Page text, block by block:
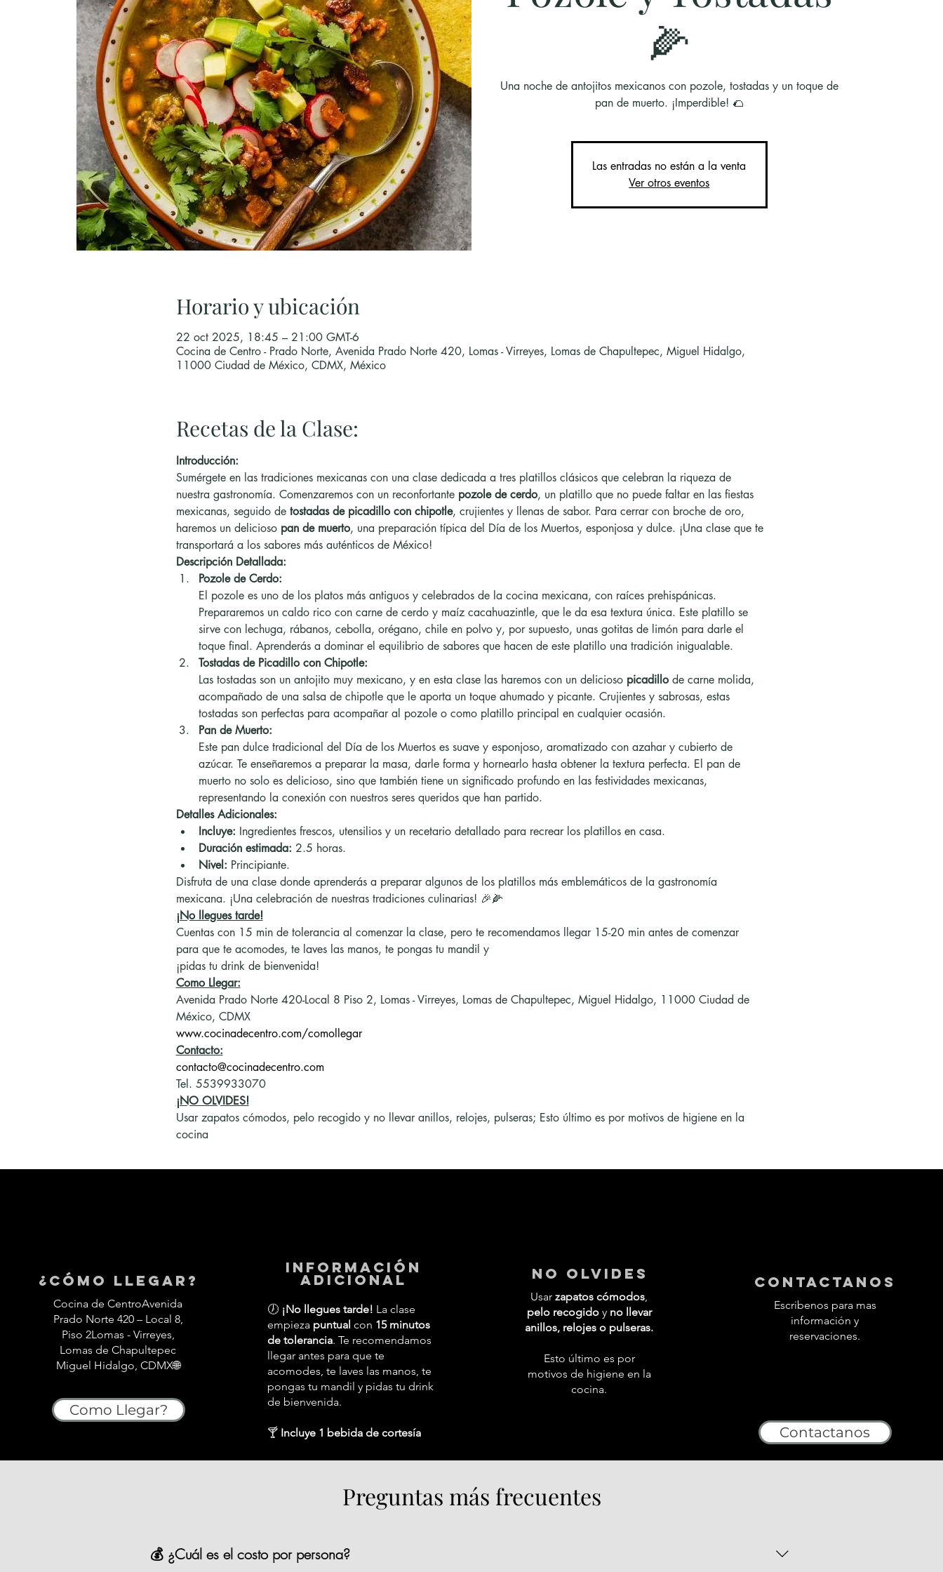
🌽
Una noche de antojitos mexicanos con pozole, tostadas y un toque de
pan de muerto. ¡Imperdible! 🌮
Las entradas no están a la venta
Ver otros eventos
Horario y ubicación
22 oct 2025, 18:45 – 21:00 GMT-6
Cocina de Centro - Prado Norte, Avenida Prado Norte 420, Lomas - Virreyes, Lomas de Chapultepec, Miguel Hidalgo,
11000 Ciudad de México, CDMX, México
Recetas de la Clase:
Introducción:
Sumérgete en las tradiciones mexicanas con una clase dedicada a tres platillos clásicos que celebran la riqueza de
nuestra gastronomía. Comenzaremos con un reconfortante pozole de cerdo, un platillo que no puede faltar en las fiestas
mexicanas, seguido de tostadas de picadillo con chipotle, crujientes y llenas de sabor. Para cerrar con broche de oro,
haremos un delicioso pan de muerto, una preparación típica del Día de los Muertos, esponjosa y dulce. ¡Una clase que te
transportará a los sabores más auténticos de México!
Descripción Detallada:
Pozole de Cerdo:
El pozole es uno de los platos más antiguos y celebrados de la cocina mexicana, con raíces prehispánicas.
Prepararemos un caldo rico con carne de cerdo y maíz cacahuazintle, que le da esa textura única. Este platillo se
sirve con lechuga, rábanos, cebolla, orégano, chile en polvo y, por supuesto, unas gotitas de limón para darle el
toque final. Aprenderás a dominar el equilibrio de sabores que hacen de este platillo una tradición inigualable.
Tostadas de Picadillo con Chipotle:
Las tostadas son un antojito muy mexicano, y en esta clase las haremos con un delicioso picadillo de carne molida,
acompañado de una salsa de chipotle que le aporta un toque ahumado y picante. Crujientes y sabrosas, estas
tostadas son perfectas para acompañar al pozole o como platillo principal en cualquier ocasión.
Pan de Muerto:
Este pan dulce tradicional del Día de los Muertos es suave y esponjoso, aromatizado con azahar y cubierto de
azúcar. Te enseñaremos a preparar la masa, darle forma y hornearlo hasta obtener la textura perfecta. El pan de
muerto no solo es delicioso, sino que también tiene un significado profundo en las festividades mexicanas,
representando la conexión con nuestros seres queridos que han partido.
Detalles Adicionales:
Incluye: Ingredientes frescos, utensilios y un recetario detallado para recrear los platillos en casa.
Duración estimada: 2.5 horas.
Nivel: Principiante.
Disfruta de una clase donde aprenderás a preparar algunos de los platillos más emblemáticos de la gastronomía
mexicana. ¡Una celebración de nuestras tradiciones culinarias! 🎉🌽
¡No llegues tarde!
Cuentas con 15 min de tolerancia al comenzar la clase, pero te recomendamos llegar 15-20 min antes de comenzar
para que te acomodes, te laves las manos, te pongas tu mandil y
¡pidas tu drink de bienvenida!
Como Llegar:
Avenida Prado Norte 420-Local 8 Piso 2, Lomas - Virreyes, Lomas de Chapultepec, Miguel Hidalgo, 11000 Ciudad de
México, CDMX
www.cocinadecentro.com/comollegar
Contacto:
contacto@cocinadecentro.com
Tel. 5539933070
¡NO OLVIDES!
Usar zapatos cómodos, pelo recogido y no llevar anillos, relojes, pulseras; Esto último es por motivos de higiene en la
cocina
¿Cómo llegar?
Cocina de CentroAvenida
Prado Norte 420 – Local 8,
Piso 2Lomas - Virreyes,
Lomas de Chapultepec
Miguel Hidalgo, CDMX🌐
Como Llegar?
información
adicional
🕖¡No llegues tarde! La clase
empieza puntual con 15 minutos
de tolerancia. Te recomendamos
llegar antes para que te
acomodes, te laves las manos, te
pongas tu mandil y pidas tu drink
de bienvenida.
🍸Incluye 1 bebida de cortesía
No Olvides
Usar zapatos cómodos,
pelo recogidoy no llevar
anillos, relojes o pulseras.
Esto último es por
motivos de higiene en la
cocina.
contactanos
Escribenos para mas
información y
reservaciones.
Contactanos
Preguntas más frecuentes
💰 ¿Cuál es el costo por persona?